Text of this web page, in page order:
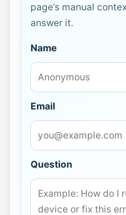
page’s manual
answer it.
Name
Email
Question